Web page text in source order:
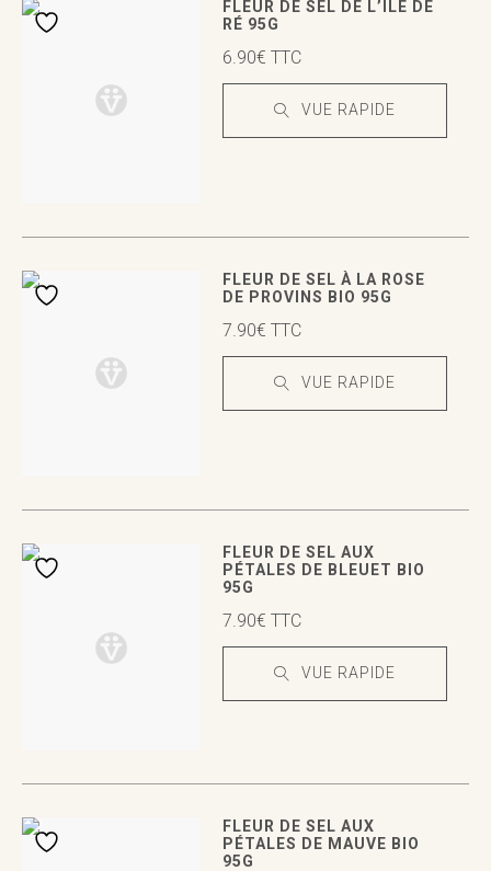
FLEUR DE SEL DE L’ÎLE DE
RÉ 95G
6.90€ TTC
VUE RAPIDE
FLEUR DE SEL À LA ROSE
DE PROVINS BIO 95G
7.90€ TTC
VUE RAPIDE
FLEUR DE SEL AUX
PÉTALES DE BLEUET BIO
95G
7.90€ TTC
VUE RAPIDE
FLEUR DE SEL AUX
PÉTALES DE MAUVE BIO
95G